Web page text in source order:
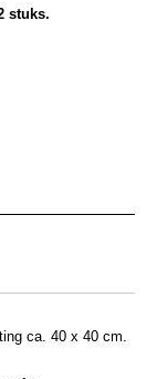
stuks.
ca. 40 x 40 cm.